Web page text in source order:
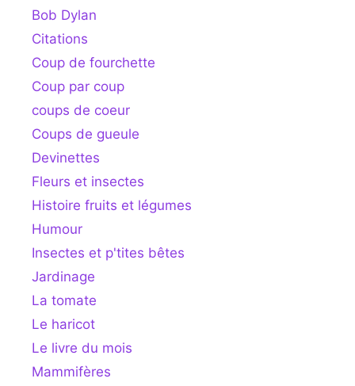
Bob Dylan
Citations
Coup de fourchette
Coup par coup
coups de coeur
Coups de gueule
Devinettes
Fleurs et insectes
Histoire fruits et légumes
Humour
Insectes et p'tites bêtes
Jardinage
La tomate
Le haricot
Le livre du mois
Mammifères